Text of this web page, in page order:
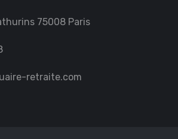
75008 Paris
retraite.com